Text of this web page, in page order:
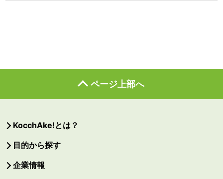
ページ上部へ
KocchAke!とは？
目的から探す
企業情報